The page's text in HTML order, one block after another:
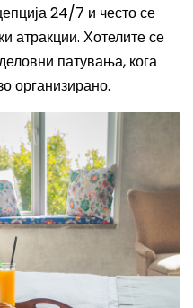
24/7 и често се
атракции. Хотелите се
патувања, кога
организирано.